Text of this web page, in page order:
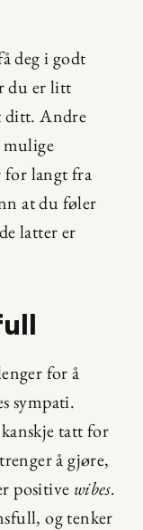
deg i godt
du er litt
ditt. Andre
mulige
for langt fra
at du føler
latter er
for å
sympati.
tatt for
å gjøre,
positive wibes.
og tenker